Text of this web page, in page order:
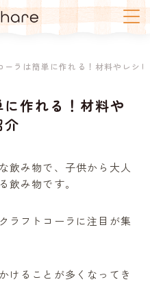
冷凍保存
ーラは簡単に作れる！材料やレシ
作れる！材料や
介
飲み物で、子供から大人
飲み物です。
ラフトコーラに注目が集
けることが多くなってき